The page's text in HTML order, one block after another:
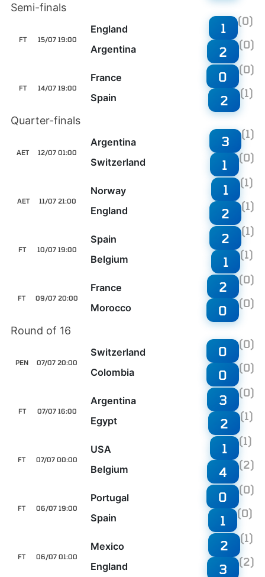
Semi-finals
15/07 19:00
FT
England
Argentina
1 (0)
2 (0)
14/07 19:00
FT
France
Spain
0 (0)
2 (1)
Quarter-finals
12/07 01:00
AET
Argentina
Switzerland
3 (1)
1 (0)
11/07 21:00
AET
Norway
England
1 (1)
2 (1)
10/07 19:00
FT
Spain
Belgium
2 (1)
1 (1)
09/07 20:00
FT
France
Morocco
2 (0)
0 (0)
Round of 16
07/07 20:00
PEN
Switzerland
Colombia
0 (0)
0 (0)
07/07 16:00
FT
Argentina
Egypt
3 (0)
2 (1)
07/07 00:00
FT
USA
Belgium
1 (1)
4 (2)
06/07 19:00
FT
Portugal
Spain
0 (0)
1 (0)
06/07 01:00
FT
Mexico
England
2 (1)
3 (2)